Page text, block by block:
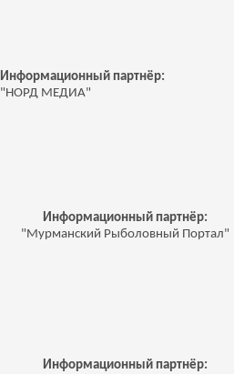
Информационный партнёр:
"НОРД МЕДИА"
Информационный партнёр:
"Мурманский Рыболовный Портал"
Информационный партнёр: